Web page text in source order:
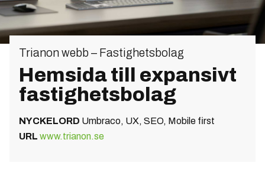
Trianon webb – Fastighetsbolag
Hemsida till expansivt
fastighetsbolag
NYCKELORD Umbraco, UX, SEO, Mobile first
URL www.trianon.se